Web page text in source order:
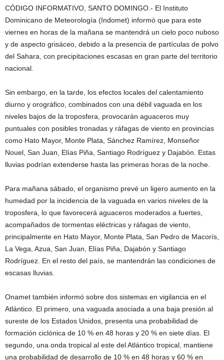
CÓDIGO INFORMATIVO, SANTO DOMINGO.- El Instituto
Dominicano de Meteorología (Indomet) informó que para este
viernes en horas de la mañana se mantendrá un cielo poco nuboso
y de aspecto grisáceo, debido a la presencia de partículas de polvo
del Sahara, con precipitaciones escasas en gran parte del territorio
nacional.
Sin embargo, en la tarde, los efectos locales del calentamiento
diurno y orográfico, combinados con una débil vaguada en los
niveles bajos de la troposfera, provocarán aguaceros muy
puntuales con posibles tronadas y ráfagas de viento en provincias
como Hato Mayor, Monte Plata, Sánchez Ramírez, Monseñor
Nouel, San Juan, Elías Piña, Santiago Rodríguez y Dajabón. Estas
lluvias podrían extenderse hasta las primeras horas de la noche.
Para mañana sábado, el organismo prevé un ligero aumento en la
humedad por la incidencia de la vaguada en varios niveles de la
troposfera, lo que favorecerá aguaceros moderados a fuertes,
acompañados de tormentas eléctricas y ráfagas de viento,
principalmente en Hato Mayor, Monte Plata, San Pedro de Macorís,
La Vega, Azua, San Juan, Elías Piña, Dajabón y Santiago
Rodríguez. En el resto del país, se mantendrán las condiciones de
escasas lluvias.
Onamet también informó sobre dos sistemas en vigilancia en el
Atlántico. El primero, una vaguada asociada a una baja presión al
sureste de los Estados Unidos, presenta una probabilidad de
formación ciclónica de 10 % en 48 horas y 20 % en siete días. El
segundo, una onda tropical al este del Atlántico tropical, mantiene
una probabilidad de desarrollo de 10 % en 48 horas y 60 % en